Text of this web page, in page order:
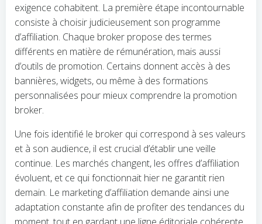
exigence cohabitent. La première étape incontournable
consiste à choisir judicieusement son programme
d’affiliation. Chaque broker propose des termes
différents en matière de rémunération, mais aussi
d’outils de promotion. Certains donnent accès à des
bannières, widgets, ou même à des formations
personnalisées pour mieux comprendre la promotion
broker.
Une fois identifié le broker qui correspond à ses valeurs
et à son audience, il est crucial d’établir une veille
continue. Les marchés changent, les offres d’affiliation
évoluent, et ce qui fonctionnait hier ne garantit rien
demain. Le marketing d’affiliation demande ainsi une
adaptation constante afin de profiter des tendances du